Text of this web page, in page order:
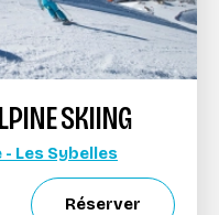
SKIING
- Les Sybelles
Réserver